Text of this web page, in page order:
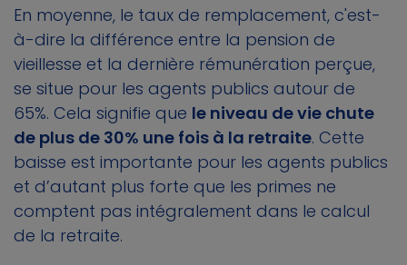
En moyenne, le taux de remplacement, c'est-
à-dire la différence entre la pension de
vieillesse et la dernière rémunération perçue,
se situe pour les agents publics autour de
65%. Cela signifie que le niveau de vie chute
de plus de 30% une fois à la retraite. Cette
baisse est importante pour les agents publics
et d’autant plus forte que les primes ne
comptent pas intégralement dans le calcul
de la retraite.